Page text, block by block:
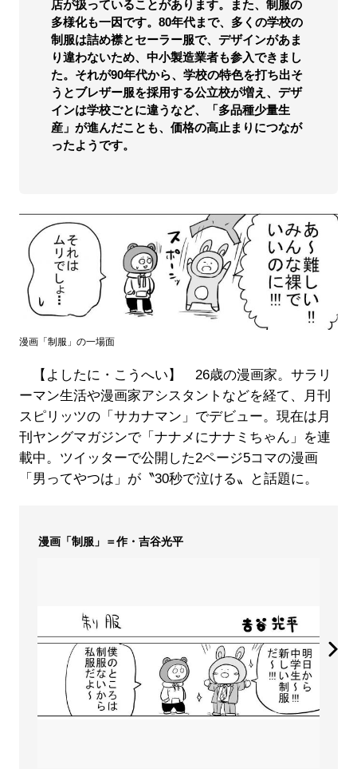
店が扱っていることがあります。また、制服の
多様化も一因です。80年代まで、多くの学校の
制服は詰め襟とセーラー服で、デザインがあま
り違わないため、中小製造業者も参入できまし
た。それが90年代から、学校の特色を打ち出そ
うとブレザー服を採用する公立校が増え、デザ
インは学校ごとに違うなど、「多品種少量生
産」が進んだことも、価格の高止まりにつなが
ったようです。
漫画「制服」の一場面
【よしたに・こうへい】 26歳の漫画家。サラリ
ーマン生活や漫画家アシスタントなどを経て、月刊
スピリッツの「サカナマン」でデビュー。現在は月
刊ヤングマガジンで「ナナメにナナミちゃん」を連
載中。ツイッターで公開した2ページ5コマの漫画
「男ってやつは」が〝30秒で泣ける〟と話題に。
漫画「制服」＝作・吉谷光平